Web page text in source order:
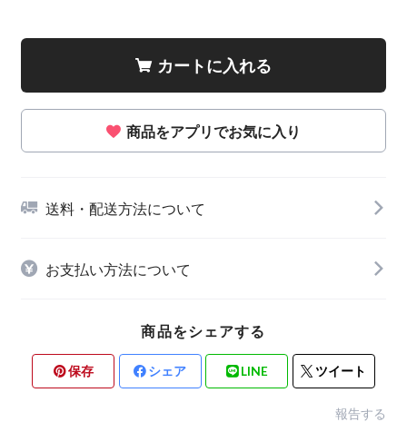
カートに入れる
商品をアプリでお気に入り
送料・配送方法について
お支払い方法について
商品をシェアする
保存 シェア LINE ツイート
報告する